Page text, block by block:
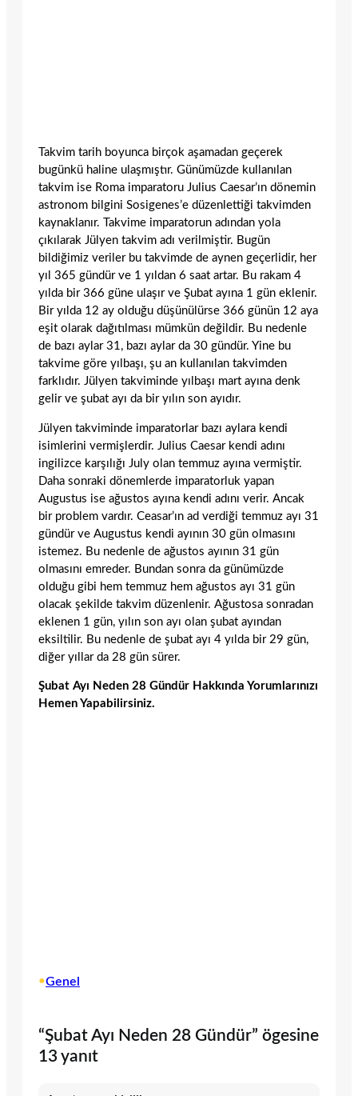
Takvim tarih boyunca birçok aşamadan geçerek
bugünkü haline ulaşmıştır. Günümüzde kullanılan
takvim ise Roma imparatoru Julius Caesar’ın dönemin
astronom bilgini Sosigenes’e düzenlettiği takvimden
kaynaklanır. Takvime imparatorun adından yola
çıkılarak Jülyen takvim adı verilmiştir. Bugün
bildiğimiz veriler bu takvimde de aynen geçerlidir, her
yıl 365 gündür ve 1 yıldan 6 saat artar. Bu rakam 4
yılda bir 366 güne ulaşır ve Şubat ayına 1 gün eklenir.
Bir yılda 12 ay olduğu düşünülürse 366 günün 12 aya
eşit olarak dağıtılması mümkün değildir. Bu nedenle
de bazı aylar 31, bazı aylar da 30 gündür. Yine bu
takvime göre yılbaşı, şu an kullanılan takvimden
farklıdır. Jülyen takviminde yılbaşı mart ayına denk
gelir ve şubat ayı da bir yılın son ayıdır.
Jülyen takviminde imparatorlar bazı aylara kendi
isimlerini vermişlerdir. Julius Caesar kendi adını
ingilizce karşılığı July olan temmuz ayına vermiştir.
Daha sonraki dönemlerde imparatorluk yapan
Augustus ise ağustos ayına kendi adını verir. Ancak
bir problem vardır. Ceasar’ın ad verdiği temmuz ayı 31
gündür ve Augustus kendi ayının 30 gün olmasını
istemez. Bu nedenle de ağustos ayının 31 gün
olmasını emreder. Bundan sonra da günümüzde
olduğu gibi hem temmuz hem ağustos ayı 31 gün
olacak şekilde takvim düzenlenir. Ağustosa sonradan
eklenen 1 gün, yılın son ayı olan şubat ayından
eksiltilir. Bu nedenle de şubat ayı 4 yılda bir 29 gün,
diğer yıllar da 28 gün sürer.
Şubat Ayı Neden 28 Gündür Hakkında Yorumlarınızı
Hemen Yapabilirsiniz.
•Genel
“Şubat Ayı Neden 28 Gündür” ögesine
13 yanıt